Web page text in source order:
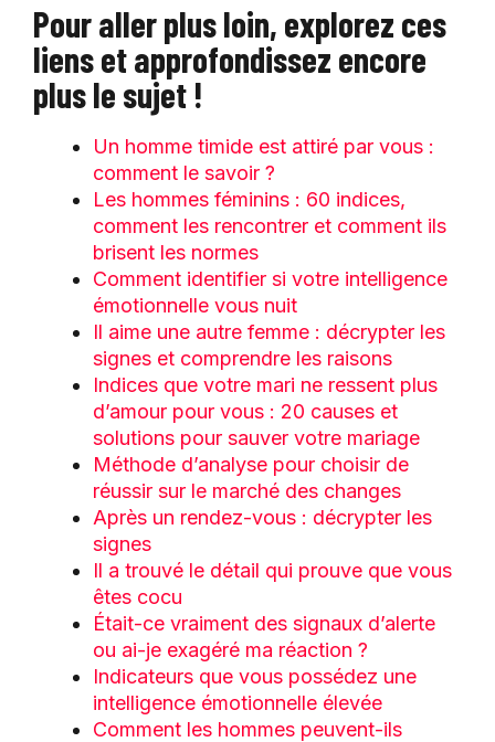
Pour aller plus loin, explorez ces
liens et approfondissez encore
plus le sujet !
Un homme timide est attiré par vous :
comment le savoir ?
Les hommes féminins : 60 indices,
comment les rencontrer et comment ils
brisent les normes
Comment identifier si votre intelligence
émotionnelle vous nuit
Il aime une autre femme : décrypter les
signes et comprendre les raisons
Indices que votre mari ne ressent plus
d’amour pour vous : 20 causes et
solutions pour sauver votre mariage
Méthode d’analyse pour choisir de
réussir sur le marché des changes
Après un rendez-vous : décrypter les
signes
Il a trouvé le détail qui prouve que vous
êtes cocu
Était-ce vraiment des signaux d’alerte
ou ai-je exagéré ma réaction ?
Indicateurs que vous possédez une
intelligence émotionnelle élevée
Comment les hommes peuvent-ils